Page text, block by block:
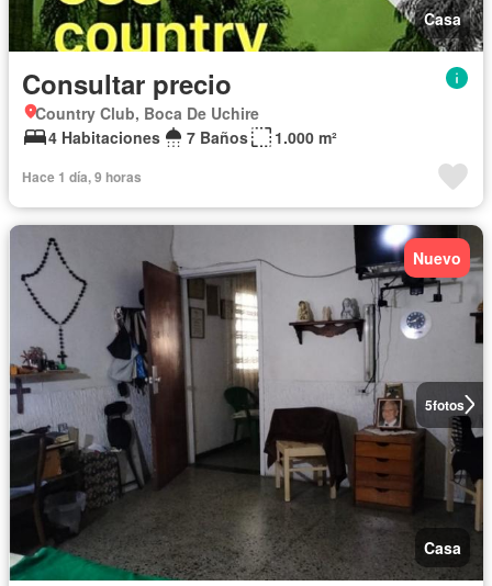
Casa
Consultar precio
Country Club, Boca De Uchire
4 Habitaciones
7 Baños 1.000 m²
Hace 1 día, 9 horas
5fotos
Nuevo
Casa